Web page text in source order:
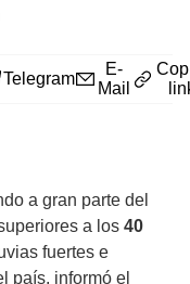
Telegram
E-
Mail
a gran parte del
a los 40
fuertes e
país, informó el